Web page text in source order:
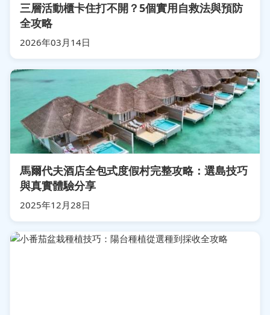
三層活動櫃卡住打不開？5個實用自救法與預防
全攻略
2026年03月14日
馬爾代夫酒店全包式度假村完整攻略：選島技巧
與真實體驗分享
2025年12月28日